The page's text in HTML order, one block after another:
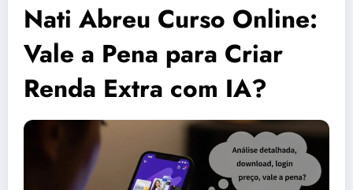
Nati Abreu Curso Online:
Vale a Pena para Criar
Renda Extra com IA?